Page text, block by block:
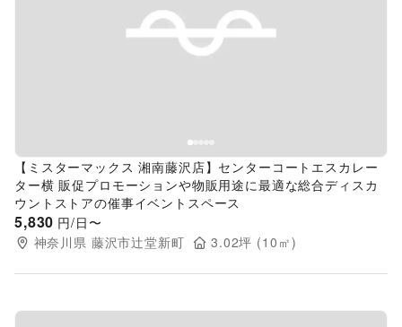
Previous slide
【ミスターマックス 湘南藤沢店】センターコートエスカレー
ター横 販促プロモーションや物販用途に最適な総合ディスカ
ウントストアの催事イベントスペース
5,830 円/日〜
神奈川県 藤沢市辻堂新町 3.02坪 (10 ㎡)